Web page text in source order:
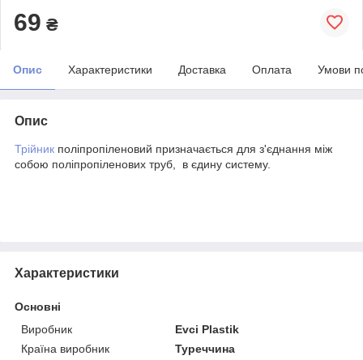
69 ₴
Опис Характеристики Доставка Оплата Умови
Опис
Трійник поліпропіленовий призначається для з'єднання між
собою поліпропіленових труб, в єдину систему.
Характеристики
Основні
Виробник
Evci Plastik
Країна виробник
Туреччина